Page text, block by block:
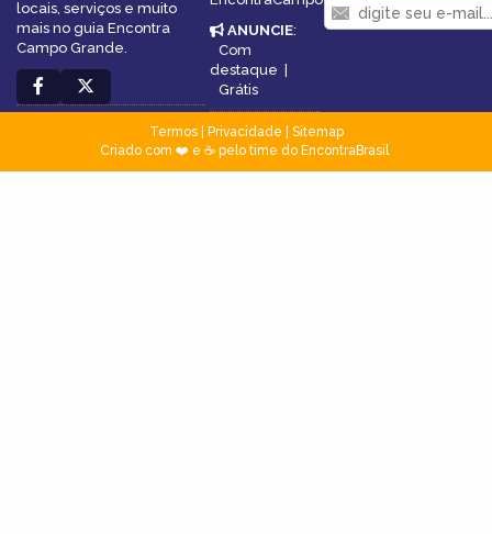
locais, serviços e muito
mais no guia Encontra
Campo Grande.
ANUNCIE:
Com
destaque |
Grátis
Termos| Privacidade
Sitemap
Criado com ❤️ e ☕ pelo time do EncontraBrasil